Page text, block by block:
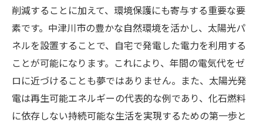
削減することに加えて、環境保護にも寄与する重要な要
素です。中津川市の豊かな自然環境を活かし、太陽光パ
ネルを設置することで、自宅で発電した電力を利用する
ことが可能になります。これにより、年間の電気代をゼ
ロに近づけることも夢ではありません。また、太陽光発
電は再生可能エネルギーの代表的な例であり、化石燃料
に依存しない持続可能な生活を実現するための第一歩と